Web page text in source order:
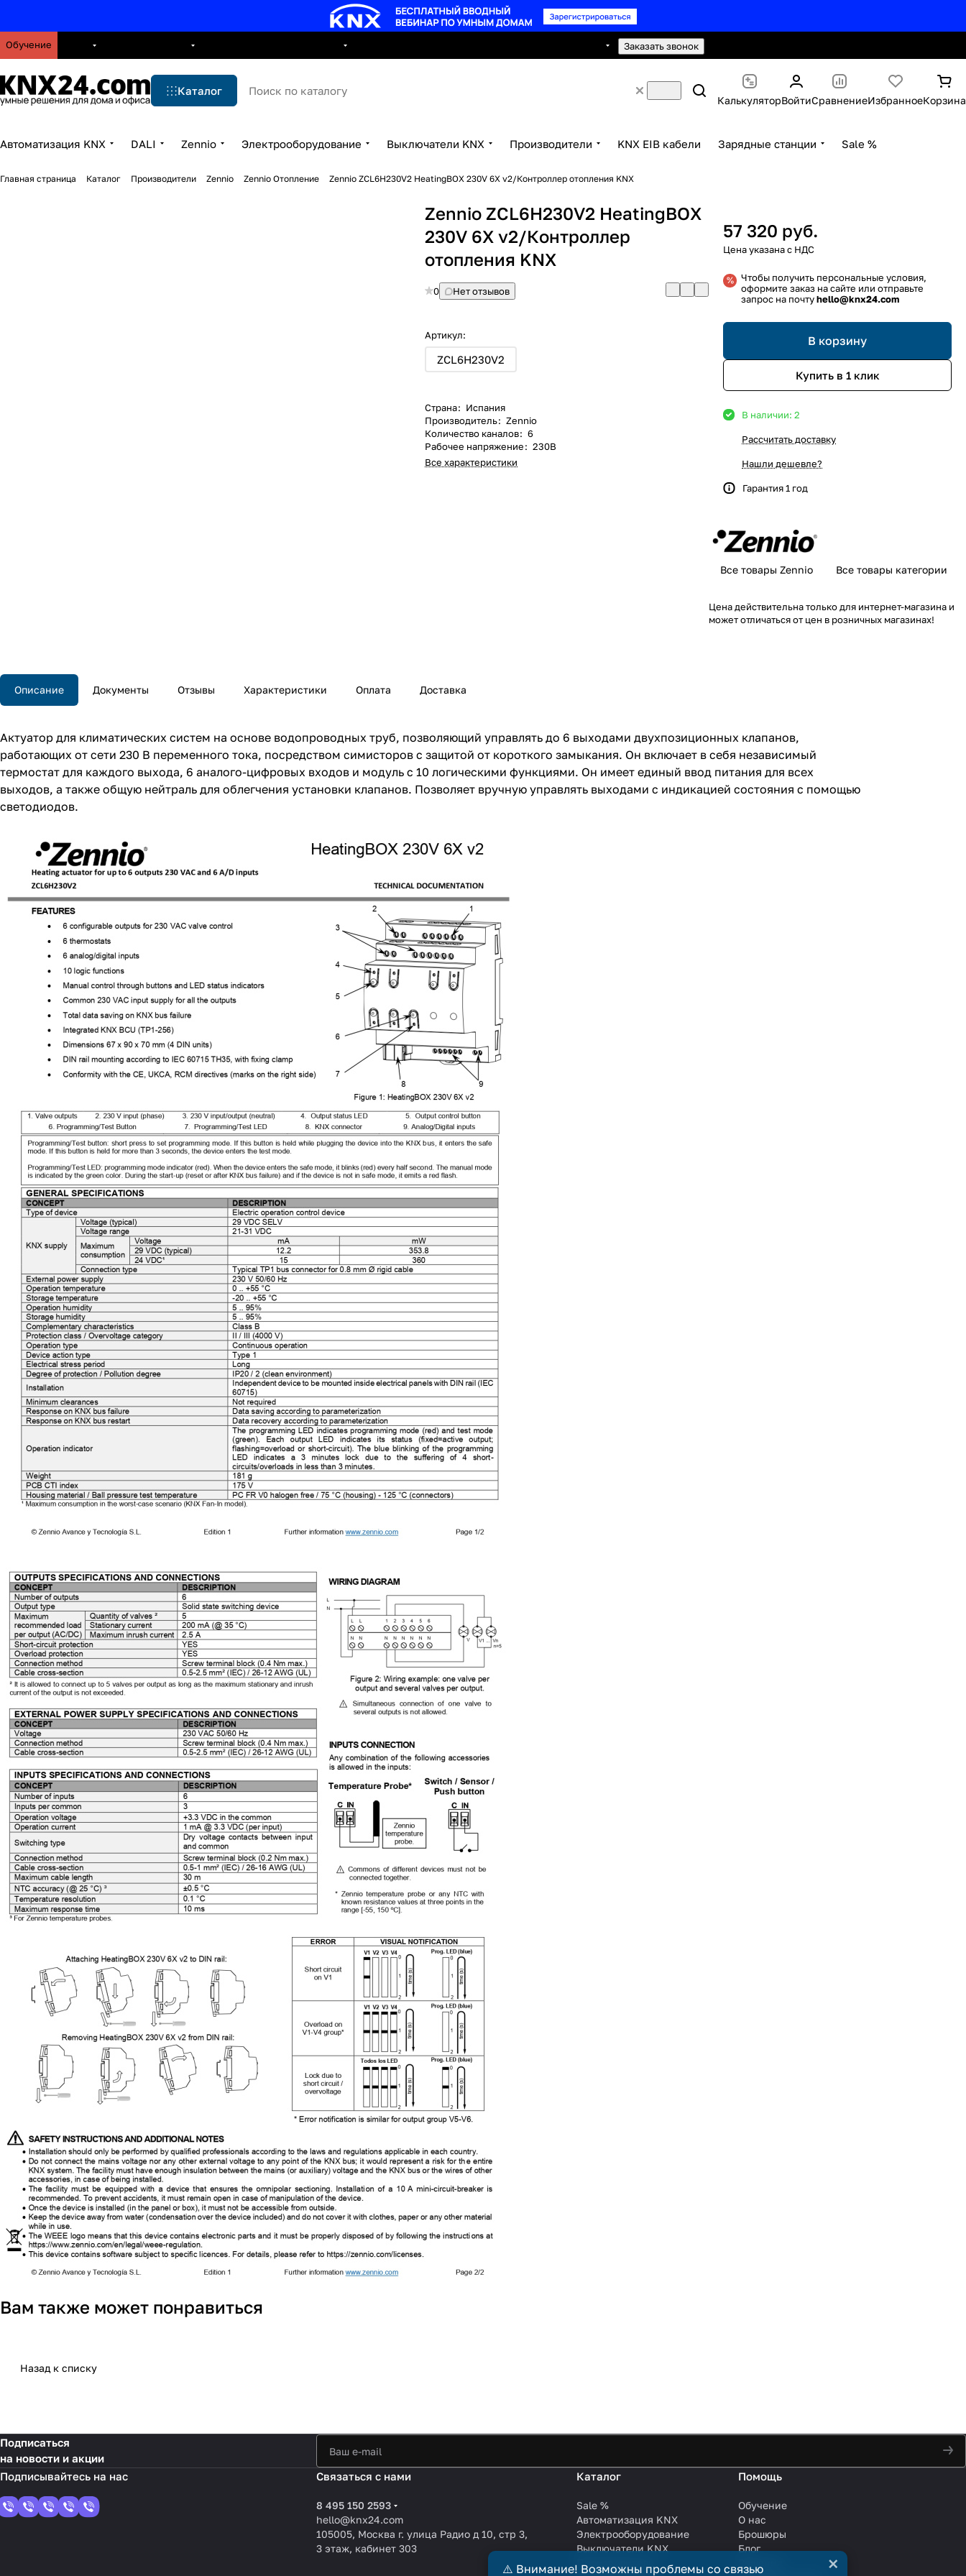
Обучение Заказать звонок
Каталог
КалькуляторВойтиСравнениеИзбранноеКорзина
Автоматизация KNX DALI Zennio Электрооборудование Выключатели KNX Производители KNX EIB кабели Зарядные станции Sale %
Главная страница Каталог Производители Zennio Zennio Отопление Zennio ZCL6H230V2 HeatingBOX 230V 6X v2/Контроллер отопления KNX
Zennio ZCL6H230V2 HeatingBOX
230V 6X v2/Контроллер
отопления KNX
0 Нет отзывов
Артикул:
ZCL6H230V2
Страна: Испания
Производитель: Zennio
Количество каналов: 6
Рабочее напряжение: 230В
Все характеристики
57 320 руб.
Чтобы получить персональные условия,
оформите заказ на сайте или отправьте
запрос на почтуhello@knx24.com
В корзину
Купить в 1 клик
В наличии: 2
Рассчитать доставку
Нашли дешевле?
Гарантия 1 год
Все товары Zennio Все товары категории
Цена действительна только для интернет-магазина и
может отличаться от цен в розничных магазинах!
Описание Документы Отзывы Характеристики Оплата Доставка
Актуатор для климатических систем на основе водопроводных труб, позволяющий управлять до 6 выходами двухпозиционных клапанов,
работающих от сети 230 В переменного тока, посредством симисторов с защитой от короткого замыкания. Он включает в себя независимый
термостат для каждого выхода, 6 аналого-цифровых входов и модуль с 10 логическими функциями. Он имеет единый ввод питания для всех
выходов, а также общую нейтраль для облегчения установки клапанов. Позволяет вручную управлять выходами с индикацией состояния с помощью
светодиодов.
Вам также может понравиться
Назад к списку
Подписаться
на новости и акции
Связаться с нами
8 495 150 2593
hello@knx24.com
105005, Москва г. улица Радио д 10, стр 3,
3 этаж, кабинет 303
Каталог
Sale %
Автоматизация KNX
Электрооборудование
Выключатели KNX
Производители
Помощь
Обучение
О нас
Брошюры
Блог
⚠️ Внимание! Возможны проблемы со связью ×